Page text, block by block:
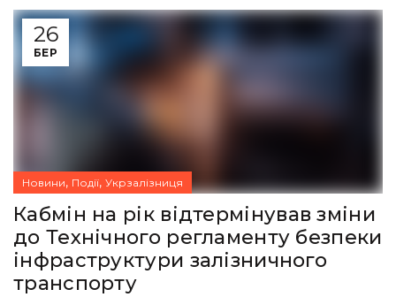
26
БЕР
Новини, Події, Укрзалізниця
Кабмін на рік відтермінував зміни
до Технічного регламенту безпеки
інфраструктури залізничного
транспорту